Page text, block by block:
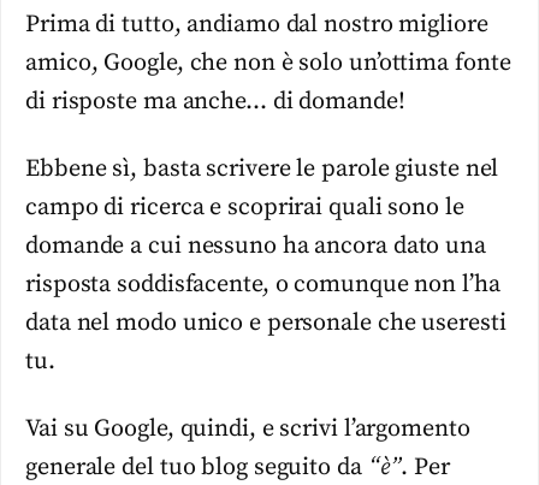
Prima di tutto, andiamo dal nostro migliore
amico, Google, che non è solo un’ottima fonte
di risposte ma anche… di domande!
Ebbene sì, basta scrivere le parole giuste nel
campo di ricerca e scoprirai quali sono le
domande a cui nessuno ha ancora dato una
risposta soddisfacente, o comunque non l’ha
data nel modo unico e personale che useresti
tu.
Vai su Google, quindi, e scrivi l’argomento
generale del tuo blog seguito da “è”. Per